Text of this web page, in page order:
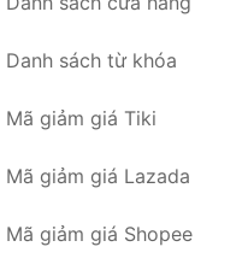
Danh sách từ khóa
Mã giảm giá Tiki
Mã giảm giá Lazada
Mã giảm giá Shopee